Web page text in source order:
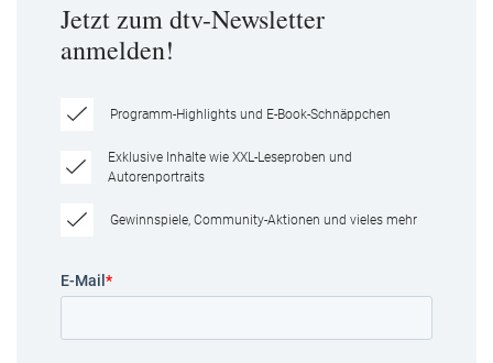
Jetzt zum dtv-Newsletter
anmelden!
Programm-Highlights und E-Book-Schnäppchen
Exklusive Inhalte wie XXL-Leseproben und
Autorenportraits
Gewinnspiele, Community-Aktionen und vieles mehr
E-Mail *